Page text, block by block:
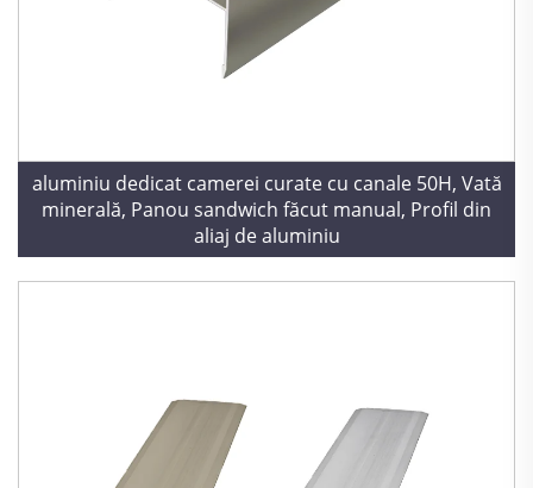
aluminiu dedicat camerei curate cu canale 50H, Vată
minerală, Panou sandwich făcut manual, Profil din
aliaj de aluminiu